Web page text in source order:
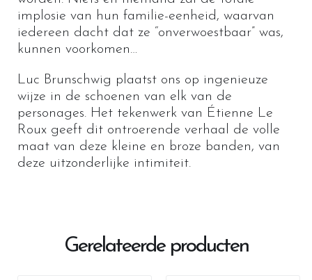
implosie van hun familie-eenheid, waarvan
iedereen dacht dat ze “onverwoestbaar” was,
kunnen voorkomen…
Luc Brunschwig plaatst ons op ingenieuze
wijze in de schoenen van elk van de
personages. Het tekenwerk van Étienne Le
Roux geeft dit ontroerende verhaal de volle
maat van deze kleine en broze banden, van
deze uitzonderlijke intimiteit.
Gerelateerde producten